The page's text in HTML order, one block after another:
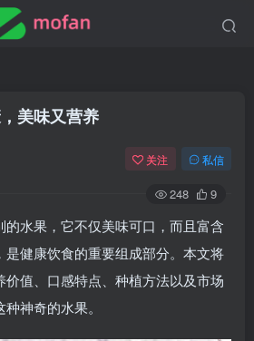
美味又营养
关注 私信
248 9
水果，它不仅美味可口，而且富含
是健康饮食的重要组成部分。本文将
值、口感特点、种植方法以及市场
神奇的水果。